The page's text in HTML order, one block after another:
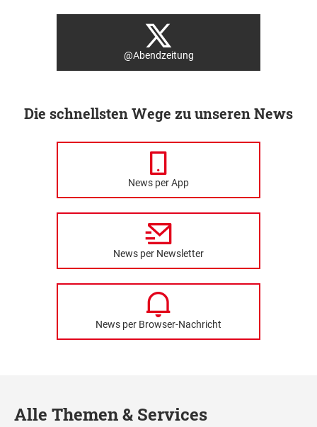
@Abendzeitung
Die schnellsten Wege zu unseren News
News per App
News per Newsletter
News per Browser-Nachricht
Alle Themen & Services